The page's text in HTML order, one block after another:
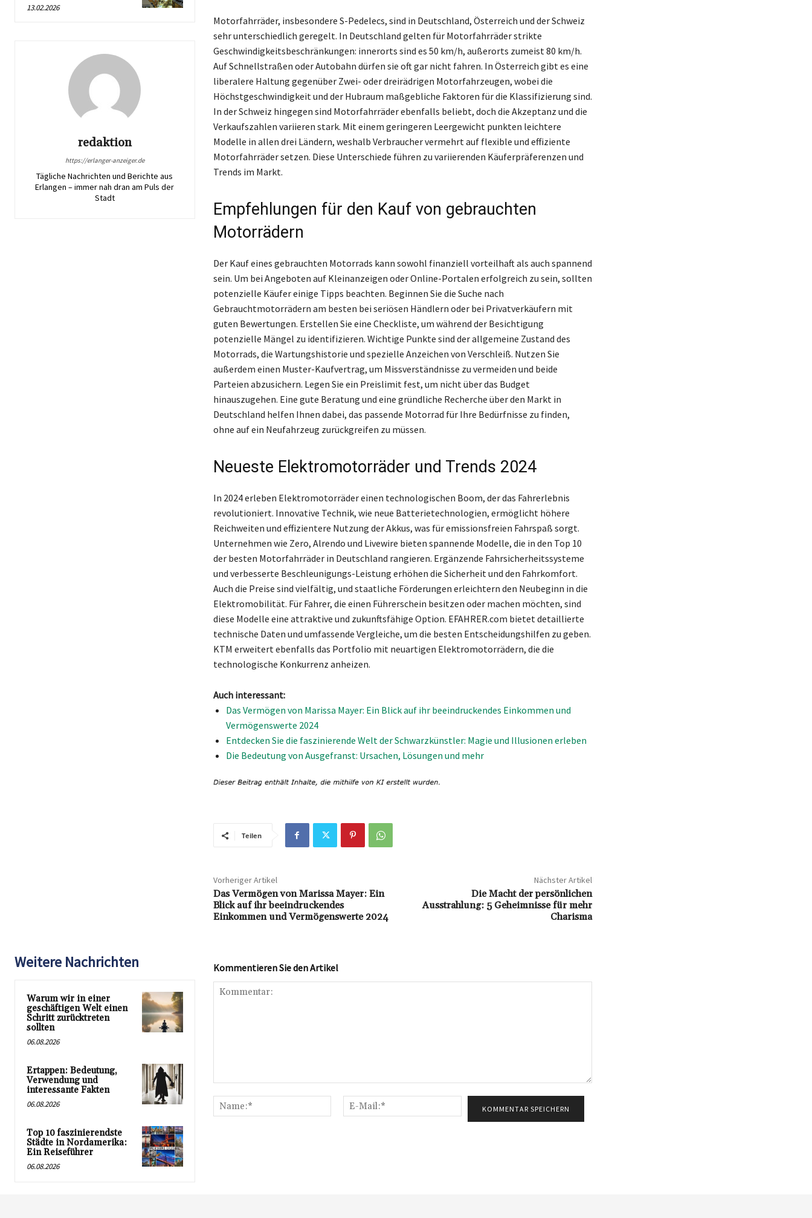
13.02.2026
redaktion
https://erlanger-anzeiger.de
Tägliche Nachrichten und Berichte aus
Erlangen – immer nah dran am Puls der
Stadt
Motorfahrräder, insbesondere S-Pedelecs, sind in Deutschland, Österreich und der Schweiz
sehr unterschiedlich geregelt. In Deutschland gelten für Motorfahrräder strikte
Geschwindigkeitsbeschränkungen: innerorts sind es 50 km/h, außerorts zumeist 80 km/h.
Auf Schnellstraßen oder Autobahn dürfen sie oft gar nicht fahren. In Österreich gibt es eine
liberalere Haltung gegenüber Zwei- oder dreirädrigen Motorfahrzeugen, wobei die
Höchstgeschwindigkeit und der Hubraum maßgebliche Faktoren für die Klassifizierung sind.
In der Schweiz hingegen sind Motorfahrräder ebenfalls beliebt, doch die Akzeptanz und die
Verkaufszahlen variieren stark. Mit einem geringeren Leergewicht punkten leichtere
Modelle in allen drei Ländern, weshalb Verbraucher vermehrt auf flexible und effiziente
Motorfahrräder setzen. Diese Unterschiede führen zu variierenden Käuferpräferenzen und
Trends im Markt.
Empfehlungen für den Kauf von gebrauchten
Motorrädern
Der Kauf eines gebrauchten Motorrads kann sowohl finanziell vorteilhaft als auch spannend
sein. Um bei Angeboten auf Kleinanzeigen oder Online-Portalen erfolgreich zu sein, sollten
potenzielle Käufer einige Tipps beachten. Beginnen Sie die Suche nach
Gebrauchtmotorrädern am besten bei seriösen Händlern oder bei Privatverkäufern mit
guten Bewertungen. Erstellen Sie eine Checkliste, um während der Besichtigung
potenzielle Mängel zu identifizieren. Wichtige Punkte sind der allgemeine Zustand des
Motorrads, die Wartungshistorie und spezielle Anzeichen von Verschleiß. Nutzen Sie
außerdem einen Muster-Kaufvertrag, um Missverständnisse zu vermeiden und beide
Parteien abzusichern. Legen Sie ein Preislimit fest, um nicht über das Budget
hinauszugehen. Eine gute Beratung und eine gründliche Recherche über den Markt in
Deutschland helfen Ihnen dabei, das passende Motorrad für Ihre Bedürfnisse zu finden,
ohne auf ein Neufahrzeug zurückgreifen zu müssen.
Neueste Elektromotorräder und Trends 2024
In 2024 erleben Elektromotorräder einen technologischen Boom, der das Fahrerlebnis
revolutioniert. Innovative Technik, wie neue Batterietechnologien, ermöglicht höhere
Reichweiten und effizientere Nutzung der Akkus, was für emissionsfreien Fahrspaß sorgt.
Unternehmen wie Zero, Alrendo und Livewire bieten spannende Modelle, die in den Top 10
der besten Motorfahrräder in Deutschland rangieren. Ergänzende Fahrsicherheitssysteme
und verbesserte Beschleunigungs-Leistung erhöhen die Sicherheit und den Fahrkomfort.
Auch die Preise sind vielfältig, und staatliche Förderungen erleichtern den Neubeginn in die
Elektromobilität. Für Fahrer, die einen Führerschein besitzen oder machen möchten, sind
diese Modelle eine attraktive und zukunftsfähige Option. EFAHRER.com bietet detaillierte
technische Daten und umfassende Vergleiche, um die besten Entscheidungshilfen zu geben.
KTM erweitert ebenfalls das Portfolio mit neuartigen Elektromotorrädern, die die
technologische Konkurrenz anheizen.
Auch interessant:
Das Vermögen von Marissa Mayer: Ein Blick auf ihr beeindruckendes Einkommen und
Vermögenswerte 2024
Entdecken Sie die faszinierende Welt der Schwarzkünstler: Magie und Illusionen erleben
Die Bedeutung von Ausgefranst: Ursachen, Lösungen und mehr
Teilen
Vorheriger Artikel
Das Vermögen von Marissa Mayer: Ein
Blick auf ihr beeindruckendes
Einkommen und Vermögenswerte 2024
Nächster Artikel
Die Macht der persönlichen
Ausstrahlung: 5 Geheimnisse für mehr
Charisma
Weitere Nachrichten
Warum wir in einer
geschäftigen Welt einen
Schritt zurücktreten
sollten
06.08.2026
Ertappen: Bedeutung,
Verwendung und
interessante Fakten
06.08.2026
Top 10 faszinierendste
Städte in Nordamerika:
Ein Reiseführer
06.08.2026
Kommentieren Sie den Artikel
Name:*
Mail:*